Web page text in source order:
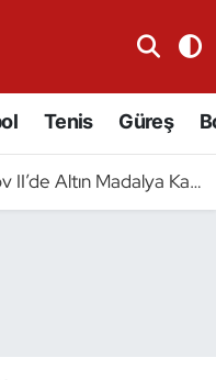
Tenis Güreş
Altın Madalya Kazandı